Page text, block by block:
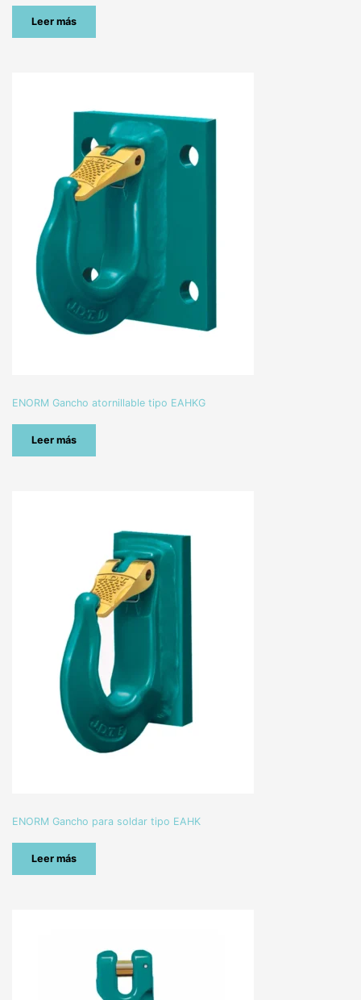
Leer más
ENORM Gancho atornillable tipo EAHKG
Leer más
ENORM Gancho para soldar tipo EAHK
Leer más